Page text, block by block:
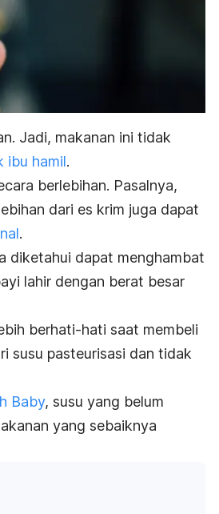
Jadi, makanan ini tidak
ibu hamil.
berlebihan. Pasalnya,
dari es krim juga dapat
.
diketahui dapat menghambat
lahir dengan berat besar
berhati-hati saat membeli
susu pasteurisasi dan tidak
Baby, susu yang belum
yang sebaiknya